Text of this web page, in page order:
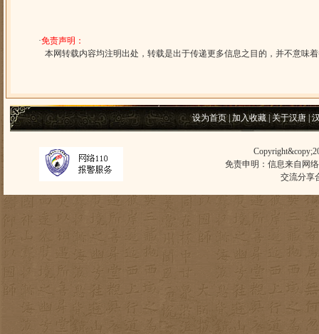
·免责声明：
本网转载内容均注明出处，转载是出于传递更多信息之目的，并不意味
设为首页 加入收藏 关于汉唐
免责申明：信息来自网
交流分享